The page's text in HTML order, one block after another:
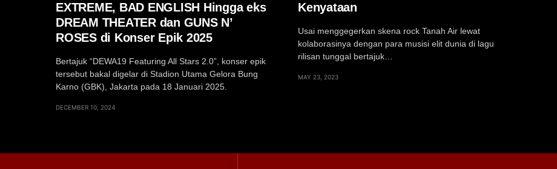
EXTREME, BAD ENGLISH Hingga eks
DREAM THEATER dan GUNS N’
ROSES di Konser Epik 2025
Bertajuk “DEWA19 Featuring All Stars 2.0”, konser epik
tersebut bakal digelar di Stadion Utama Gelora Bung
Karno (GBK), Jakarta pada 18 Januari 2025.
DECEMBER 10, 2024
Kenyataan
Usai menggegerkan skena rock Tanah Air lewat
kolaborasinya dengan para musisi elit dunia di lagu
rilisan tunggal bertajuk…
MAY 23, 2023